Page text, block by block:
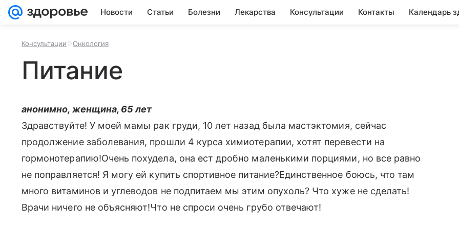
Новости Статьи Болезни Лекарства Консультации Контакты Календарь
Консультации Онкология
Питание
анонимно, женщина, 65 лет
Здравствуйте! У моей мамы рак груди, 10 лет назад была мастэктомия, сейчас
продолжение заболевания, прошли 4 курса химиотерапии, хотят перевести на
гормонотерапию!Очень похудела, она ест дробно маленькими порциями, но все равно
не поправляется! Я могу ей купить спортивное питание?Единственное боюсь, что там
много витаминов и углеводов не подпитаем мы этим опухоль? Что хуже не сделать!
Врачи ничего не объясняют!Что не спроси очень грубо отвечают!